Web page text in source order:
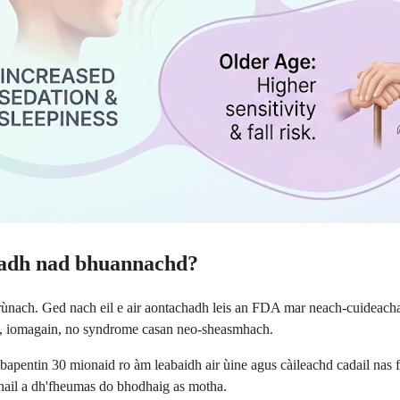
nad bhuannachd?
Ged nach eil e air aontachadh leis an FDA mar neach-
no syndrome casan neo-sheasmhach.
30 mionaid ro àm leabaidh air ùine agus càileachd cadail
a dh'fheumas do bhodhaig as motha.